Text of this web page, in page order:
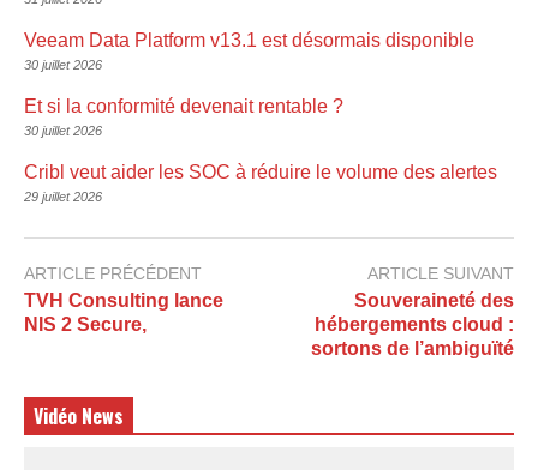
Veeam Data Platform v13.1 est désormais disponible
30 juillet 2026
Et si la conformité devenait rentable ?
30 juillet 2026
Cribl veut aider les SOC à réduire le volume des alertes
29 juillet 2026
ARTICLE PRÉCÉDENT
TVH Consulting lance
NIS 2 Secure,
ARTICLE SUIVANT
Souveraineté des
hébergements cloud :
sortons de l’ambiguïté
Vidéo News